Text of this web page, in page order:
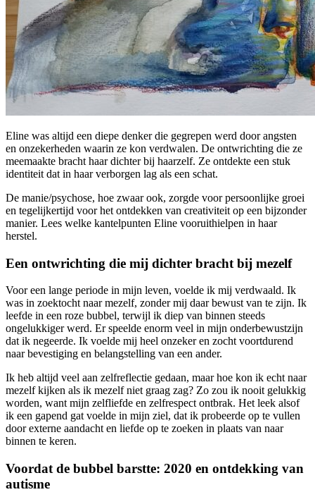
Eline was altijd een diepe denker die gegrepen werd door angsten
en onzekerheden waarin ze kon verdwalen. De ontwrichting die ze
meemaakte bracht haar dichter bij haarzelf. Ze ontdekte een stuk
identiteit dat in haar verborgen lag als een schat.
De manie/psychose, hoe zwaar ook, zorgde voor persoonlijke groei
en tegelijkertijd voor het ontdekken van creativiteit op een bijzonder
manier. Lees welke kantelpunten Eline vooruithielpen in haar
herstel.
Een ontwrichting die mij dichter bracht bij mezelf
Voor een lange periode in mijn leven, voelde ik mij verdwaald. Ik
was in zoektocht naar mezelf, zonder mij daar bewust van te zijn. Ik
leefde in een roze bubbel, terwijl ik diep van binnen steeds
ongelukkiger werd. Er speelde enorm veel in mijn onderbewustzijn
dat ik negeerde. Ik voelde mij heel onzeker en zocht voortdurend
naar bevestiging en belangstelling van een ander.
Ik heb altijd veel aan zelfreflectie gedaan, maar hoe kon ik echt naar
mezelf kijken als ik mezelf niet graag zag? Zo zou ik nooit gelukkig
worden, want mijn zelfliefde en zelfrespect ontbrak. Het leek alsof
ik een gapend gat voelde in mijn ziel, dat ik probeerde op te vullen
door externe aandacht en liefde op te zoeken in plaats van naar
binnen te keren.
Voordat de bubbel barstte: 2020 en ontdekking van
autisme